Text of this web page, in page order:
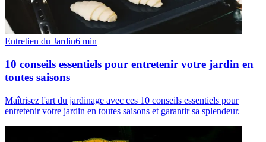
Entretien du Jardin6 min
10 conseils essentiels pour entretenir votre jardin en
toutes saisons
Maîtrisez l'art du jardinage avec ces 10 conseils essentiels pour
entretenir votre jardin en toutes saisons et garantir sa splendeur.